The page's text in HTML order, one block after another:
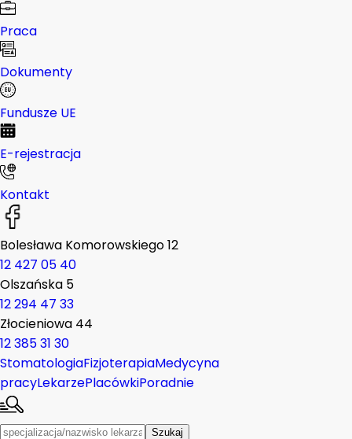
Praca
Dokumenty
Fundusze UE
E-rejestracja
Kontakt
Bolesława Komorowskiego 12
12 427 05 40
Olszańska 5
12 294 47 33
Złocieniowa 44
12 385 31 30
StomatologiaFizjoterapiaMedycyna
pracyLekarzePlacówkiPoradnie
Szukaj